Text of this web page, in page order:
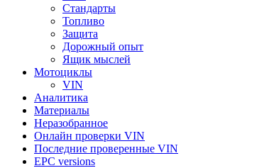
Стандарты
Топливо
Защита
Дорожный опыт
Ящик мыслей
Мотоциклы
VIN
Аналитика
Материалы
Неразобранное
Онлайн проверки VIN
Последние проверенные VIN
EPC versions